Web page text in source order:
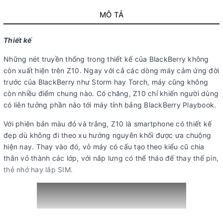
MÔ TẢ
Thiết kế
Những nét truyền thống trong thiết kế của BlackBerry không
còn xuất hiện trên Z10. Ngay với cả các dòng máy cảm ứng đời
trước của BlackBerry như Storm hay Torch, máy cũng không
còn nhiều điểm chung nào. Có chăng, Z10 chỉ khiến người dùng
có liên tưởng phần nào tới máy tính bảng BlackBerry Playbook.
Với phiên bản màu đỏ và trắng, Z10 là smartphone có thiết kế
đẹp dù không đi theo xu hướng nguyên khối được ưa chuộng
hiện nay. Thay vào đó, vỏ máy có cấu tạo theo kiểu cũ chia
thân vỏ thành các lớp, với nắp lưng có thể tháo để thay thế pin,
thẻ nhớ hay lắp SIM.